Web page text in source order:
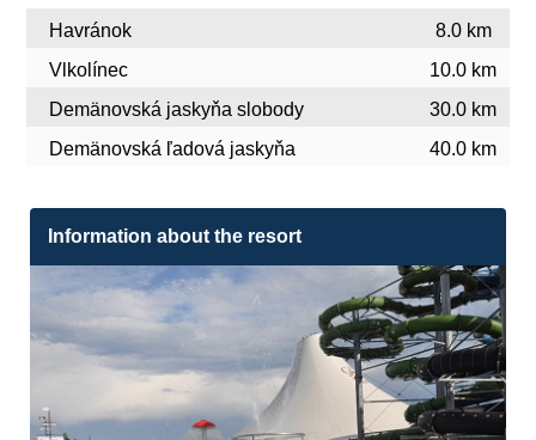
Havránok
8.0 km
Vlkolínec
10.0 km
Demänovská jaskyňa slobody
30.0 km
Demänovská ľadová jaskyňa
40.0 km
Information about the resort